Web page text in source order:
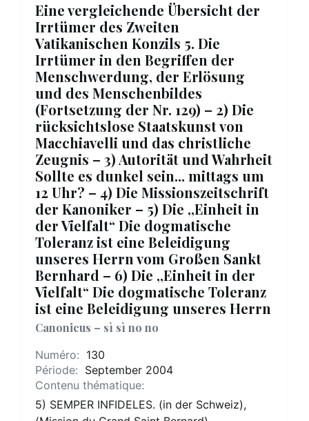
Eine vergleichende Übersicht der
Irrtümer des Zweiten
Vatikanischen Konzils 5. Die
Irrtümer in den Begriffen der
Menschwerdung, der Erlösung
und des Menschenbildes
(Fortsetzung der Nr. 129) – 2) Die
rücksichtslose Staatskunst von
Macchiavelli und das christliche
Zeugnis – 3) Autorität und Wahrheit
Sollte es dunkel sein... mittags um
12 Uhr? – 4) Die Missionszeitschrift
der Kanoniker – 5) Die ,,Einheit in
der Vielfalt“ Die dogmatische
Toleranz ist eine Beleidigung
unseres Herrn vom Großen Sankt
Bernhard – 6) Die ,,Einheit in der
Vielfalt“ Die dogmatische Toleranz
ist eine Beleidigung unseres Herrn
Canonicus – sì sì no no
Numéro: 130
Période: September 2004
Contenu thématique:
5) SEMPER INFIDELES. (in der Schweiz),